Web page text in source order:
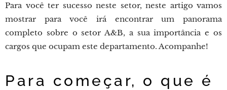
Para você ter sucesso neste setor, neste artigo vamos
mostrar para você irá encontrar um panorama
completo sobre o setor A&B, a sua importância e os
cargos que ocupam este departamento. Acompanhe!
Para começar, o que é